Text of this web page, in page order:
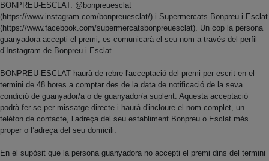
BONPREU-ESCLAT: @bonpreuesclat
(https://www.instagram.com/bonpreuesclat/) i Supermercats Bonpreu i Esclat
(https://www.facebook.com/supermercatsbonpreuesclat). Un cop la persona
guanyadora accepti el premi, es comunicarà el seu nom a través del perfil
d’Instagram de Bonpreu i Esclat.
BONPREU-ESCLAT haurà de rebre l'acceptació del premi per escrit en el
termini de 48 hores a comptar des de la data de notificació de la seva
condició de guanyador/a o de guanyador/a suplent. Aquesta acceptació
podrà fer-se per missatge directe i haurà d'incloure el nom complet, un
telèfon de contacte, l’adreça del seu establiment Bonpreu o Esclat més
proper o l’adreça del seu domicili.
En el supòsit que la persona guanyadora no accepti el premi dins del termini